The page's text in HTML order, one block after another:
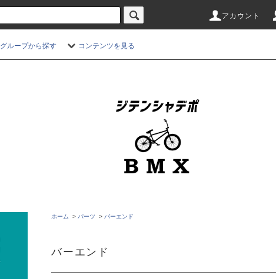
アカウント
グループから探す コンテンツを見る
ホーム > パーツ > バーエンド
バーエンド